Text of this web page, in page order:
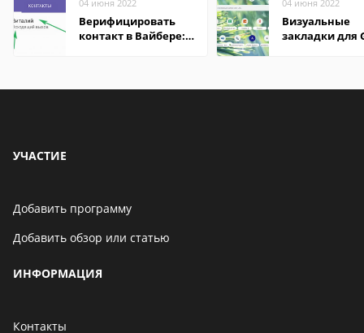
04 июня 2022
Верифицировать
контакт в Вайбере:
04 июня 2022
Визуальные
закладки для
УЧАСТИЕ
Добавить программу
Добавить обзор или статью
ИНФОРМАЦИЯ
Контакты